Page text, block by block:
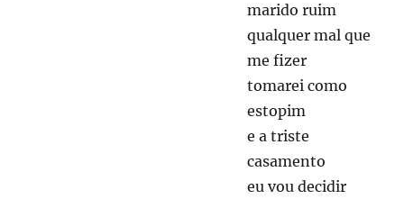
marido ruim
qualquer mal que
me fizer
tomarei como
estopim
e a triste
casamento
eu vou decidir